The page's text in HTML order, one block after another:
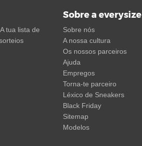
tua lista de
Sobre a everysize
Sobre nós
A nossa cultura
Os nossos parceiros
Ajuda
Empregos
Torna-te parceiro
Léxico de Sneakers
Black Friday
Sitemap
Modelos